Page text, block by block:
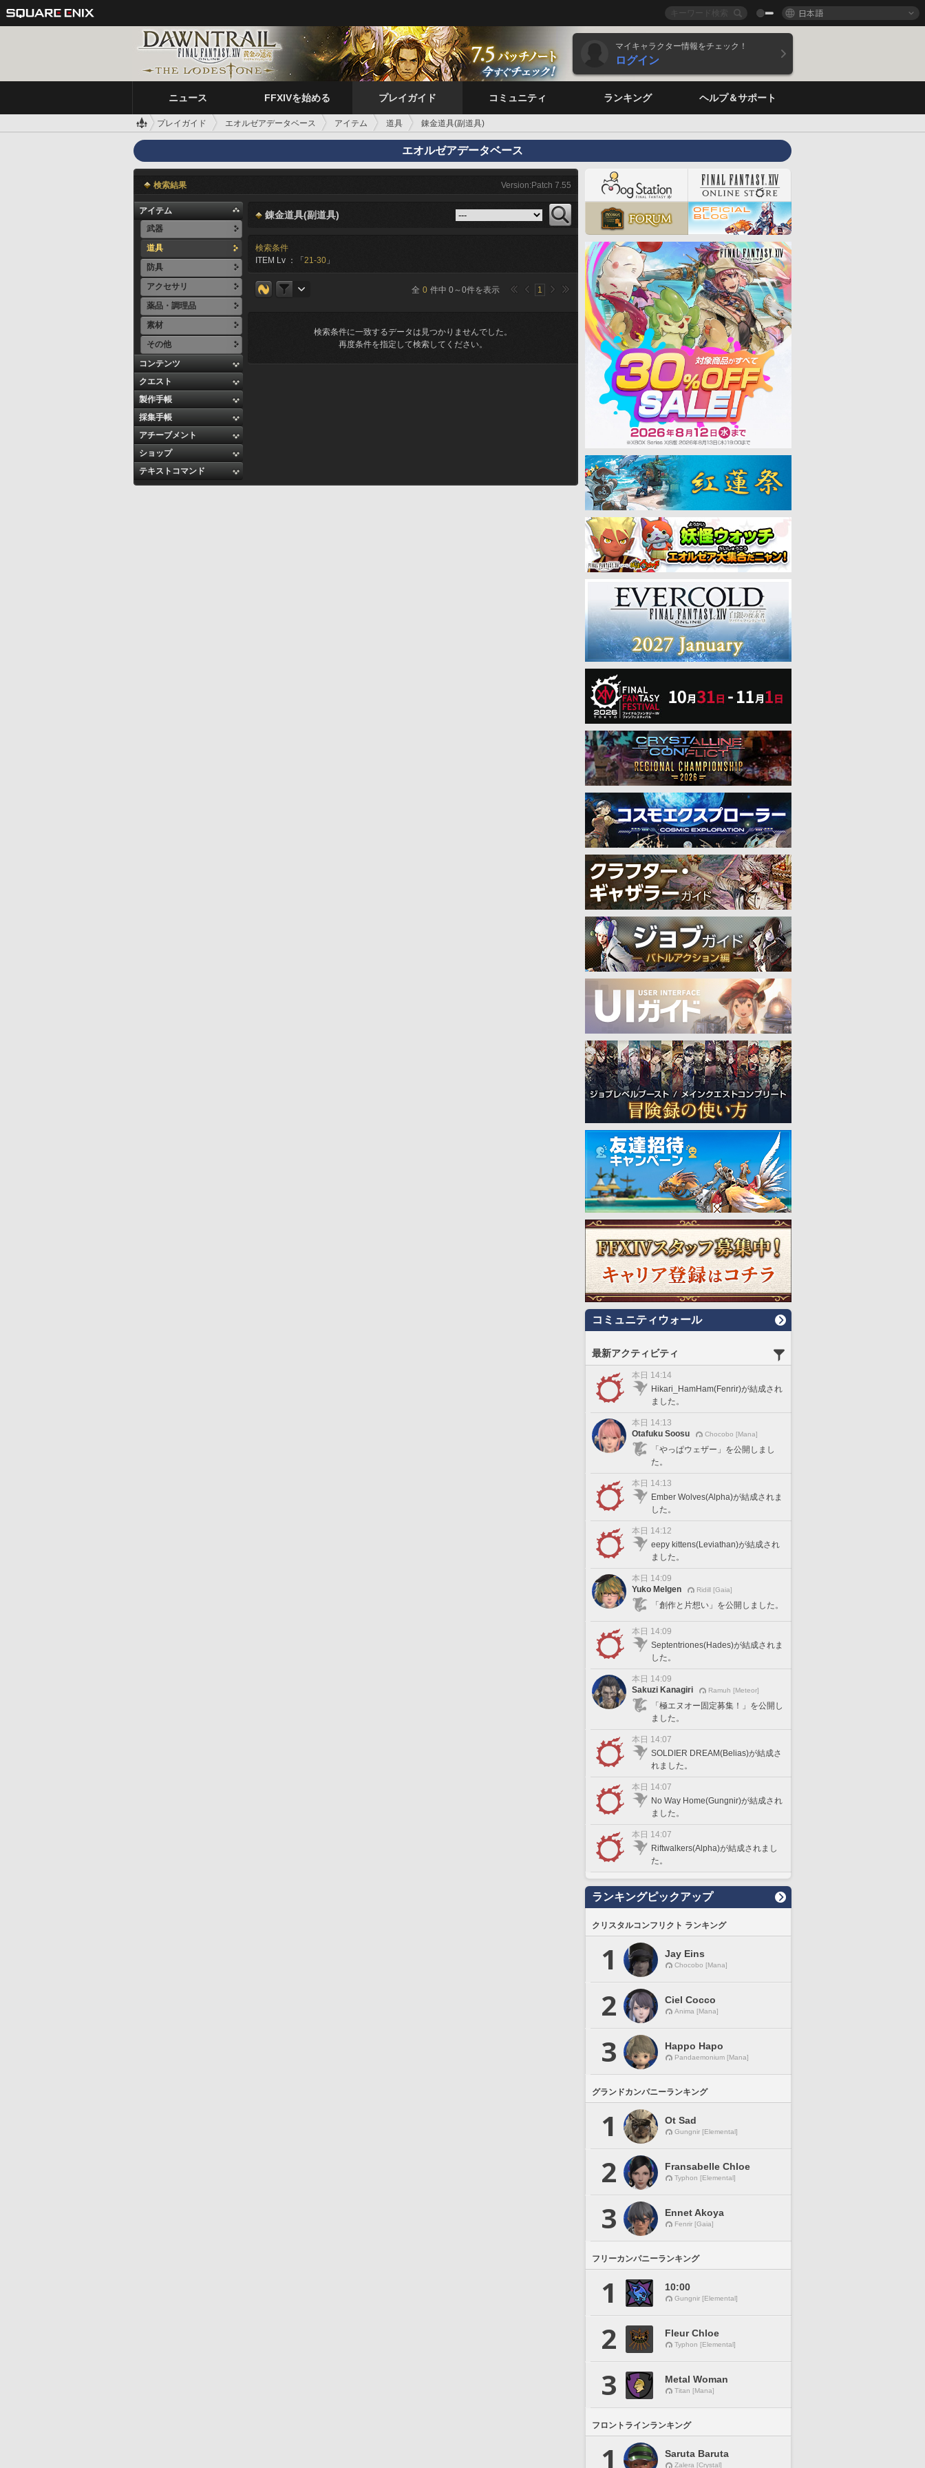
日本語
マイキャラクター情報をチェック！
ログイン
ニュース FFXIVを始める プレイガイド コミュニティ ランキング ヘルプ＆サポート
プレイガイド エオルゼアデータベース アイテム 道具 錬金道具(副道具)
エオルゼアデータベース
検索結果 Version:Patch 7.55
アイテム
武器
道具
防具
アクセサリ
薬品・調理品
素材
その他
コンテンツ
クエスト
製作手帳
採集手帳
アチーブメント
ショップ
テキストコマンド
錬金道具(副道具)
検索条件
ITEM Lv ：「 21-30 」
全 0 件中 0～0件を表示 1
検索条件に一致するデータは見つかりませんでした。
再度条件を指定して検索してください。
コミュニティウォール
最新アクティビティ
本日 14:14
Hikari_HamHam(Fenrir)が結成され
ました。
本日 14:13
Otafuku Soosu
Chocobo [Mana]
「やっぱウェザー」を公開しまし
た。
本日 14:13
Ember Wolves(Alpha)が結成されま
した。
本日 14:12
eepy kittens(Leviathan)が結成され
ました。
本日 14:09
Yuko Melgen
Ridill [Gaia]
「創作と片想い」を公開しました。
本日 14:09
Septentriones(Hades)が結成されま
した。
本日 14:09
Sakuzi Kanagiri
Ramuh [Meteor]
「極エヌオー固定募集！」を公開し
ました。
本日 14:07
SOLDIER DREAM(Belias)が結成さ
れました。
本日 14:07
No Way Home(Gungnir)が結成され
ました。
本日 14:07
Riftwalkers(Alpha)が結成されまし
た。
ランキングピックアップ
クリスタルコンフリクト ランキング
1 Jay Eins
Chocobo [Mana]
2 Ciel Cocco
Anima [Mana]
3 Happo Hapo
Pandaemonium [Mana]
グランドカンパニーランキング
1 Ot Sad
Gungnir [Elemental]
2 Fransabelle Chloe
Typhon [Elemental]
3 Ennet Akoya
Fenrir [Gaia]
フリーカンパニーランキング
1 10:00
Gungnir [Elemental]
2 Fleur Chloe
Typhon [Elemental]
3 Metal Woman
Titan [Mana]
フロントラインランキング
1 Saruta Baruta
Zalera [Crystal]